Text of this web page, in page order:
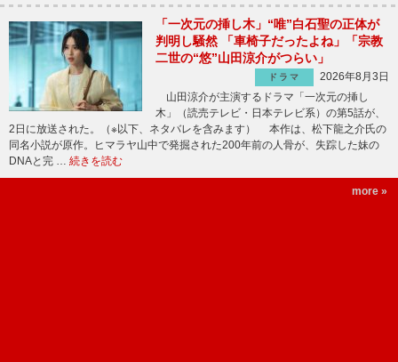
「一次元の挿し木」“唯”白石聖の正体が
判明し騒然 「車椅子だったよね」「宗教
二世の“悠”山田涼介がつらい」
ドラマ
2026年8月3日
山田涼介が主演するドラマ「一次元の挿し
木」（読売テレビ・日本テレビ系）の第5話が、
2日に放送された。（※以下、ネタバレを含みます） 本作は、松下龍之介氏の
同名小説が原作。ヒマラヤ山中で発掘された200年前の人骨が、失踪した妹の
DNAと完 … 続きを読む
more »